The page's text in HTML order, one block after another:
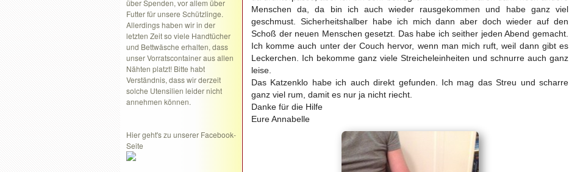
über Spenden, vor allem über
Futter für unsere Schützlinge.
Allerdings haben wir in der
letzten Zeit so viele Handtücher
und Bettwäsche erhalten, dass
unser Vorratscontainer aus allen
Nähten platzt! Bitte habt
Verständnis, dass wir derzeit
solche Utensilien leider nicht
annehmen können.
Hier geht's zu unserer Facebook-
Seite
Menschen da, da bin ich auch wieder rausgekommen und habe ganz viel
geschmust. Sicherheitshalber habe ich mich dann aber doch wieder auf den
Schoß der neuen Menschen gesetzt. Das habe ich seither jeden Abend gemacht.
Ich komme auch unter der Couch hervor, wenn man mich ruft, weil dann gibt es
Leckerchen. Ich bekomme ganz viele Streicheleinheiten und schnurre auch ganz
leise.
Das Katzenklo habe ich auch direkt gefunden. Ich mag das Streu und scharre
ganz viel rum, damit es nur ja nicht riecht.
Danke für die Hilfe
Eure Annabelle